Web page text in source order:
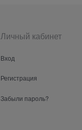
Личный кабинет
Вход
Регистрация
Забыли пароль?